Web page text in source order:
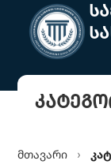
მთავარი ›